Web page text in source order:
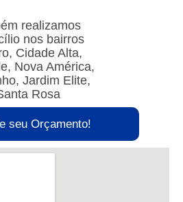
realizamos
nos bairros
Cidade Alta,
Nova América,
Jardim Elite,
Rosa
seu Orçamento!